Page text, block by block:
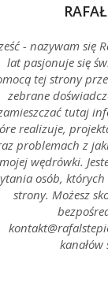
- nazywam się
lat pasjonuje się
tej strony
zebrane
tutaj
realizuje,
problemach z
mojej wędrówki.
osób,
strony. Możesz
kanałów